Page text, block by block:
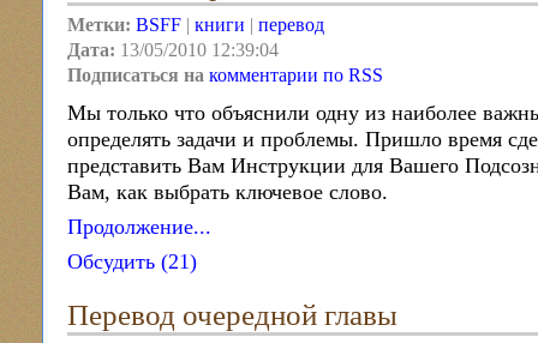
Метки: BSFF | книги | перевод
Дата: 13/05/2010 12:39:04
Подписаться на комментарии по RSS
Мы только что объяснили одну из наиболее
определять задачи и проблемы. Пришло время
представить Вам Инструкции для Вашего
Вам, как выбрать ключевое слово.
Продолжение...
Обсудить (21)
Перевод очередной главы